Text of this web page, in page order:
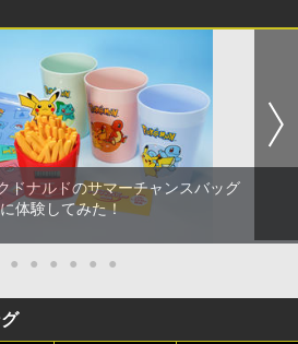
SONYライセンス商品】DualSenseR
イヤレスコントローラー専用 USB-Cto
電ケーブル【Playstation5対応】
2,007
中古】 クアリー 〜悪夢のサマーキャ
2,783
中古】戦国BASARA2 英雄外伝 ダブル
ック Best Price! - Wii
350
店在庫僅少、次回納期未定 任天堂
うぶつの森amiiboカード 第4弾 1パッ
（3枚入り） 【銀行振込不可】
送料無料】劇場版「鬼滅の刃」無限城
第一章 猗窩座再来(通常版)【Blu-ra
/アニメーション[Blu-ray]【返品種別
4,400
Original Soundtrack【映像付サント
/Blu-ray Disc Music】【Blu-ray】 [
ドナルドのサマーチャンスバッグ
体験してみた！
● ● ● ● ● ●